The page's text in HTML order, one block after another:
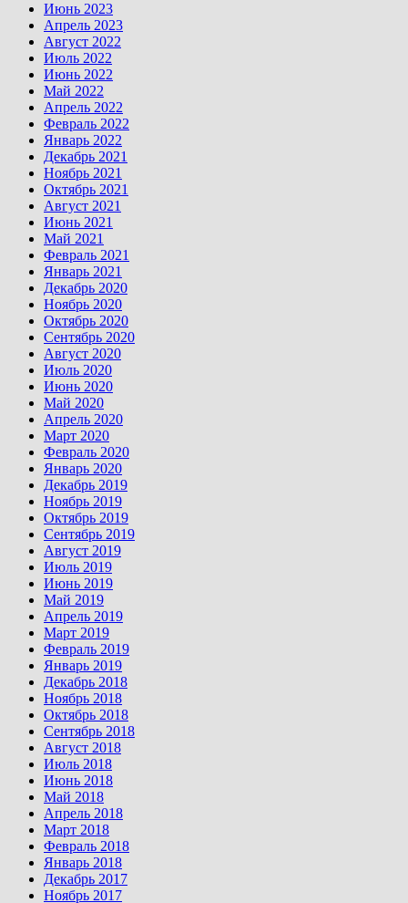
Июнь 2023
Апрель 2023
Август 2022
Июль 2022
Июнь 2022
Май 2022
Апрель 2022
Февраль 2022
Январь 2022
Декабрь 2021
Ноябрь 2021
Октябрь 2021
Август 2021
Июнь 2021
Май 2021
Февраль 2021
Январь 2021
Декабрь 2020
Ноябрь 2020
Октябрь 2020
Сентябрь 2020
Август 2020
Июль 2020
Июнь 2020
Май 2020
Апрель 2020
Март 2020
Февраль 2020
Январь 2020
Декабрь 2019
Ноябрь 2019
Октябрь 2019
Сентябрь 2019
Август 2019
Июль 2019
Июнь 2019
Май 2019
Апрель 2019
Март 2019
Февраль 2019
Январь 2019
Декабрь 2018
Ноябрь 2018
Октябрь 2018
Сентябрь 2018
Август 2018
Июль 2018
Июнь 2018
Май 2018
Апрель 2018
Март 2018
Февраль 2018
Январь 2018
Декабрь 2017
Ноябрь 2017